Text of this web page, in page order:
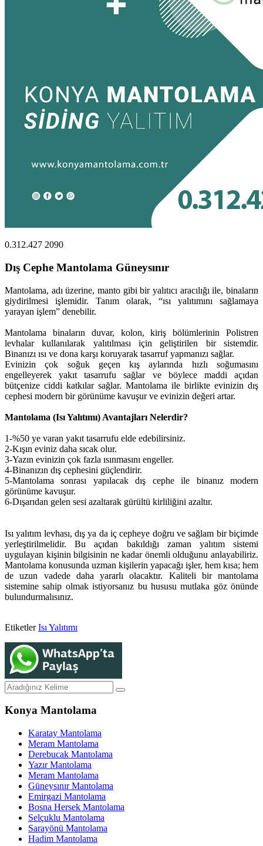
0.312.427 2090
Dış Cephe Mantolama Güneysınır
Mantolama, adı üzerine, manto gibi bir yalıtıcı aracılığı ile, binaların
giydirilmesi işlemidir. Tanım olarak, “ısı yalıtımını sağlamaya
yarayan işlem” denebilir.
Mantolama binaların duvar, kolon, kiriş bölümlerinin Polistren
levhalar kullanılarak yalıtılması için geliştirilen bir sistemdir.
Binanızı ısı ve dona karşı koruyarak tasarruf yapmanızı sağlar.
Evinizin çok soğuk geçen kış aylarında hızlı soğumasını
engelleyerek yakıt tasarrufu sağlar ve böylece maddi açıdan
bütçenize ciddi katkılar sağlar. Mantolama ile birlikte evinizin dış
cephesi modern bir görünüme kavuşur ve evinizin değeri artar.
Mantolama (Isı Yalıtımı) Avantajları Nelerdir?
1-%50 ye varan yakıt tasarrufu elde edebilirsiniz.
2-Kışın eviniz daha sıcak olur.
3-Yazın evinizin çok fazla ısınmasını engeller.
4-Binanızın dış cephesini güçlendirir.
5-Mantolama sonrası yapılacak dış cephe ile binanız modern
görünüme kavuşur.
6-Dışarıdan gelen sesi azaltarak gürültü kirliliğini azaltır.
Isı yalıtım levhası, dış ya da iç cepheye doğru ve sağlam bir biçimde
yerleştirilmelidir. Bu açıdan bakıldığı zaman yalıtım sistemi
uygulayan kişinin bilgisinin ne kadar önemli olduğunu anlayabiliriz.
Mantolama konusunda uzman kişilerin yapacağı işler, hem kısa; hem
de uzun vadede daha yararlı olacaktır. Kaliteli bir mantolama
sistemine sahip olmak istiyorsanız bu hususu mutlaka göz önünde
bulundurmalısınız.
Etiketler Isı Yalıtımı
Konya Mantolama
Karatay Mantolama
Meram Mantolama
Derebucak Mantolama
Yazır Mantolama
Meram Mantolama
Güneysınır Mantolama
Emirgazi Mantolama
Bosna Hersek Mantolama
Selçuklu Mantolama
Sarayönü Mantolama
Hadim Mantolama